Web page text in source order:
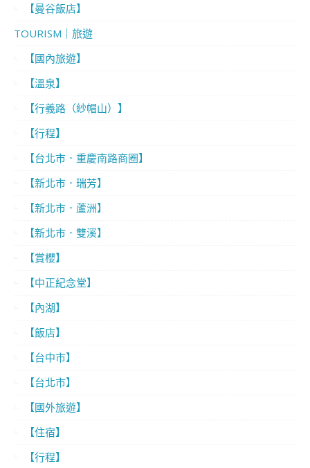
【曼谷飯店】
TOURISM｜旅遊
【國內旅遊】
【溫泉】
【行義路（紗帽山）】
【行程】
【台北市．重慶南路商圈】
【新北市．瑞芳】
【新北市．蘆洲】
【新北市．雙溪】
【賞櫻】
【中正紀念堂】
【內湖】
【飯店】
【台中市】
【台北市】
【國外旅遊】
【住宿】
【行程】